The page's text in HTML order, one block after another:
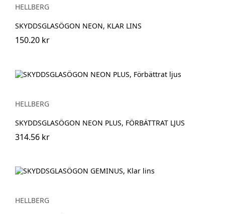
HELLBERG
SKYDDSGLASÖGON NEON, KLAR LINS
150.20 kr
HELLBERG
SKYDDSGLASÖGON NEON PLUS, FÖRBÄTTRAT LJUS
314.56 kr
HELLBERG